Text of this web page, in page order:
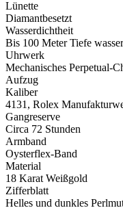
Lünette
Diamantbesetzt
Wasserdichtheit
Bis 100 Meter Tiefe
Uhrwerk
Mechanisches Perpetual-
Aufzug
Kaliber
4131, Rolex
Gangreserve
Circa 72 Stunden
Armband
Oysterflex-Band
Material
18 Karat Weißgold
Zifferblatt
Helles und dunkles